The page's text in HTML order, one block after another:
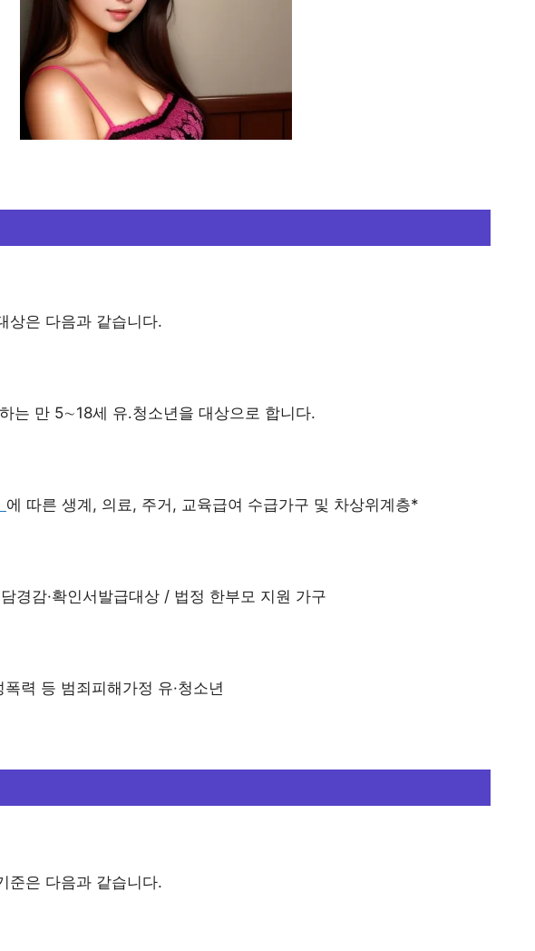
상은 다음과 같습니다.
는 만 5∼18세 유․청소년을 대상으로 합니다.
에 따른 생계, 의료, 주거, 교육급여 수급가구 및 차상위계층*
경감·확인서발급대상 / 법정 한부모 지원 가구
력 등 범죄피해가정 유·청소년
준은 다음과 같습니다.